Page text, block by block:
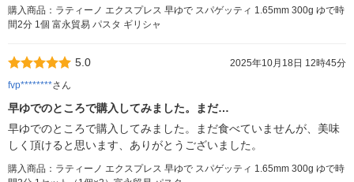
購入商品：ラティーノ エクスプレス 早ゆで スパゲッティ 1.65mm 300g ゆで時
間2分 1個 富永貿易 パスタ ギリシャ
5.0
2025年10月18日 12時45分
fvp********さん
早ゆでのところで購入してみました。まだ…
早ゆでのところで購入してみました。まだ食べていませんが、美味
しく頂けると思います、ありがとうございました。
購入商品：ラティーノ エクスプレス 早ゆで スパゲッティ 1.65mm 300g ゆで時